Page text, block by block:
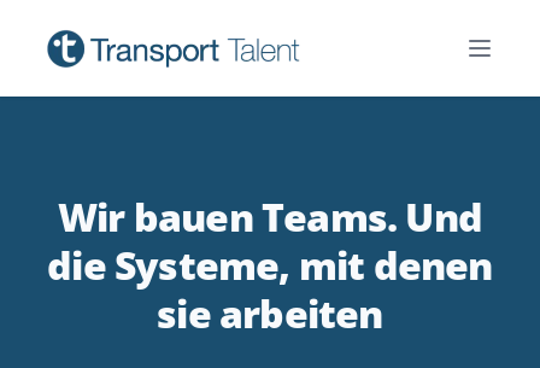
Menü
Wir bauen Teams. Und
die Systeme, mit denen
sie arbeiten